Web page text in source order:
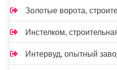
Золотые ворота,
Инстелком,
Интервуд, опытный